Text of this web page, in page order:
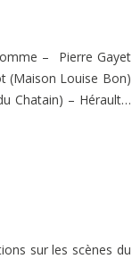
– Pierre Gayet
(Maison Louise Bon)
Chatain) – Hérault…
sur les scènes du